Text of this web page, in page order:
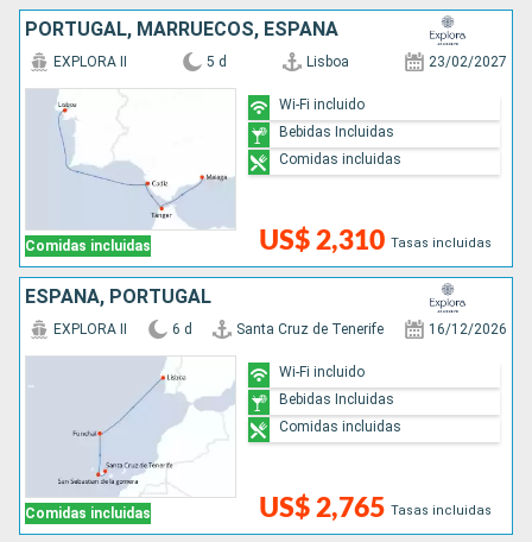
PORTUGAL, MARRUECOS, ESPAÑA
Comidas incluidas
EXPLORA II 5 d Lisboa 23/02/2027
US$ 2,310 Tasas incluidas
Wi-Fi incluido
Bebidas Incluidas
Comidas incluidas
ESPAÑA, PORTUGAL
Comidas incluidas
EXPLORA II 6 d Santa Cruz de Tenerife 16/12/2026
US$ 2,765 Tasas incluidas
Wi-Fi incluido
Bebidas Incluidas
Comidas incluidas